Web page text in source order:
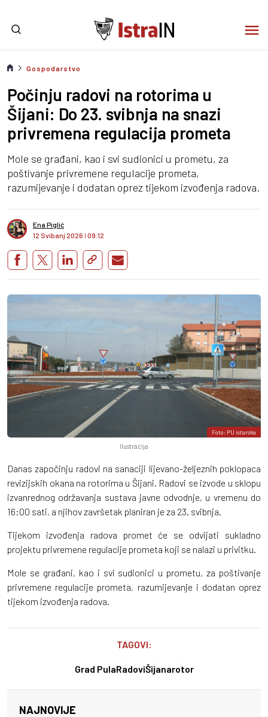
Gospodarstvo
Počinju radovi na rotorima u
Šijani: Do 23. svibnja na snazi
privremena regulacija prometa
Mole se građani, kao i svi sudionici u prometu, za
poštivanje privremene regulacije prometa,
razumijevanje i dodatan oprez tijekom izvođenja radova.
Ena Piglić
12 Svibanj 2026 I 09:12
Foto: PU istarska
Ilustracija
Danas započinju radovi na sanaciji lijevano-željeznih poklopaca
revizijskih okana na rotorima u Šijani. Radovi se izvode u sklopu
izvanrednog održavanja sustava javne odvodnje, u vremenu do
16:00 sati, a njihov završetak planiran je za 23. svibnja.
Tijekom izvođenja radova promet će se odvijati sukladno
projektu privremene regulacije prometa koji se nalazi u privitku.
Mole se građani, kao i svi sudionici u prometu, za poštivanje
privremene regulacije prometa, razumijevanje i dodatan oprez
tijekom izvođenja radova.
TAGOVI:
Grad PulaRadoviŠijanarotor
NAJNOVIJE